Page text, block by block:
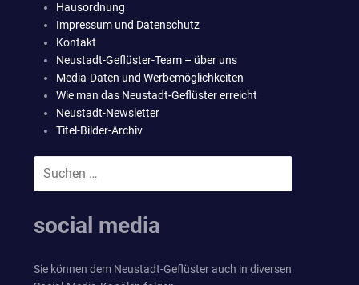
Hausordnung
Impressum und Datenschutz
Kontakt
Neustadt-Geflüster-Team – über uns
Media-Daten und Werbemöglichkeiten
Wie man das Neustadt-Geflüster erreicht
Neustadt-Newsletter
Titel-Bilder-Archiv
Suchen
social media
Sie können dem Neustadt-Geflüster auch in diversen